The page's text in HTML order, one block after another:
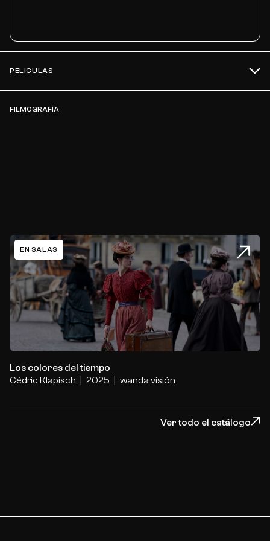
PELICULAS
FILMOGRAFÍA
EN SALAS
Los colores del tiempo
Los colores del tiempo
Cédric Klapisch
2025 wanda visión
Ver todo el catálogo